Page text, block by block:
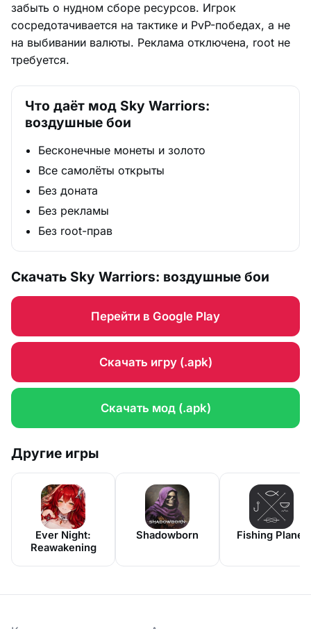
забыть о нудном сборе ресурсов. Игрок
сосредотачивается на тактике и PvP-победах, а не
на выбивании валюты. Реклама отключена, root не
требуется.
Что даёт мод Sky Warriors:
воздушные бои
Бесконечные монеты и золото
Все самолёты открыты
Без доната
Без рекламы
Без root-прав
Скачать Sky Warriors: воздушные бои
Перейти в Google Play
Скачать игру (.apk)
Скачать мод (.apk)
Другие игры
Ever Night:
Reawakening
Shadowborn Fishing Planet